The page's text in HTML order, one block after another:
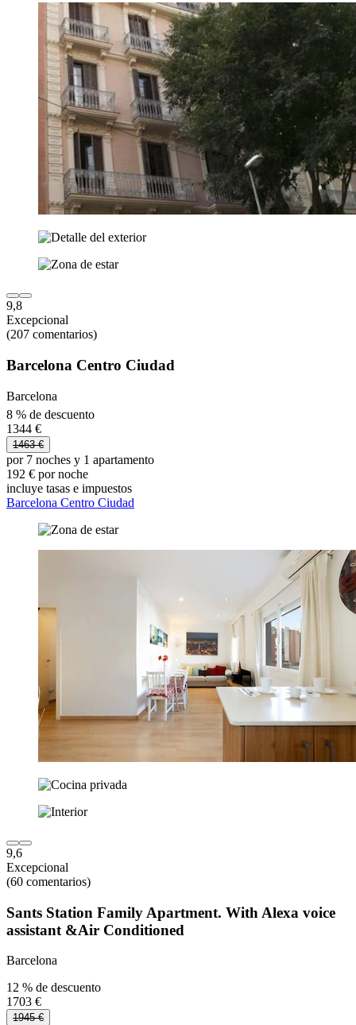
9,8
Excepcional
(207 comentarios)
Barcelona Centro Ciudad
Barcelona
8 % de descuento
1344 €
1463 €
por 7 noches y 1 apartamento
192 € por noche
incluye tasas e impuestos
Barcelona Centro Ciudad
9,6
Excepcional
(60 comentarios)
Sants Station Family Apartment. With Alexa voice
assistant &Air Conditioned
Barcelona
12 % de descuento
1703 €
1945 €